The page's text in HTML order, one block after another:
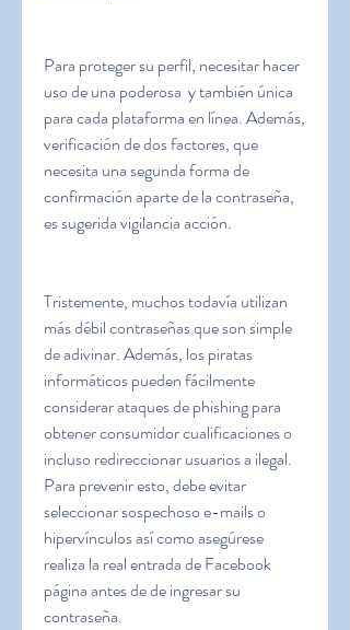
Para proteger su perfil, necesitar hacer
uso de una poderosa  y también única
para cada plataforma en línea. Además,
verificación de dos factores, que
necesita una segunda forma de
confirmación aparte de la contraseña,
es sugerida vigilancia acción.
Tristemente, muchos todavía utilizan
más débil contraseñas que son simple
de adivinar. Además, los piratas
informáticos pueden fácilmente
considerar ataques de phishing para
obtener consumidor cualificaciones o
incluso redireccionar usuarios a ilegal.
Para prevenir esto, debe evitar
seleccionar sospechoso e-mails o
hipervínculos así como asegúrese
realiza la real entrada de Facebook
página antes de de ingresar su
contraseña.